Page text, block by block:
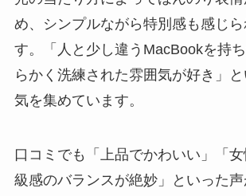
め、シンプルながら特別感も感じ
す。「人と少し違うMacBookを持
らかく洗練された雰囲気が好き」
気を集めています。
口コミでも「上品でかわいい」「
級感のバランスが絶妙」といった